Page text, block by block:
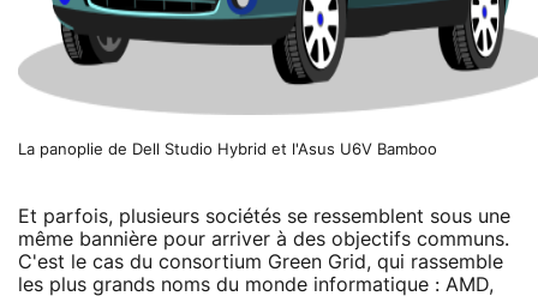
La panoplie de Dell Studio Hybrid et l'Asus U6V Bamboo
Et parfois, plusieurs sociétés se ressemblent sous une
même bannière pour arriver à des objectifs communs.
C'est le cas du consortium Green Grid, qui rassemble
les plus grands noms du monde informatique : AMD,